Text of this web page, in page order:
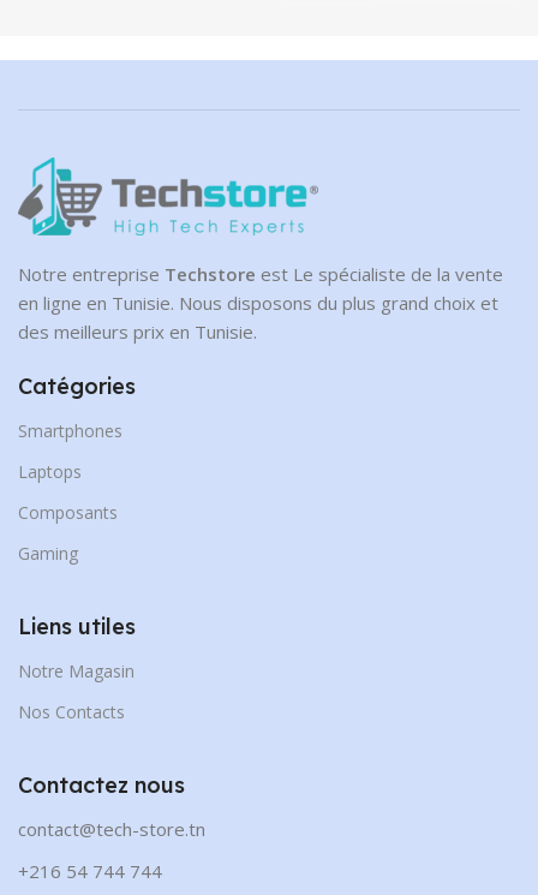
Notre entreprise Techstore est Le spécialiste de la vente
en ligne en Tunisie. Nous disposons du plus grand choix et
des meilleurs prix en Tunisie.
Catégories
Smartphones
Laptops
Composants
Gaming
Liens utiles
Notre Magasin
Nos Contacts
Contactez nous
contact@tech-store.tn
+216 54 744 744